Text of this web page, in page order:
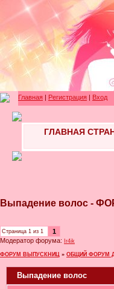
Главная | Регистрация | Вход
ГЛАВНАЯ
Выпадение волос -
Страница 1 из 1
1
Модератор форума:
Ir4ik
ФОРУМ ВЫПУСКНИЦ » ОБЩИЙ ФОРУМ
Выпадение волос